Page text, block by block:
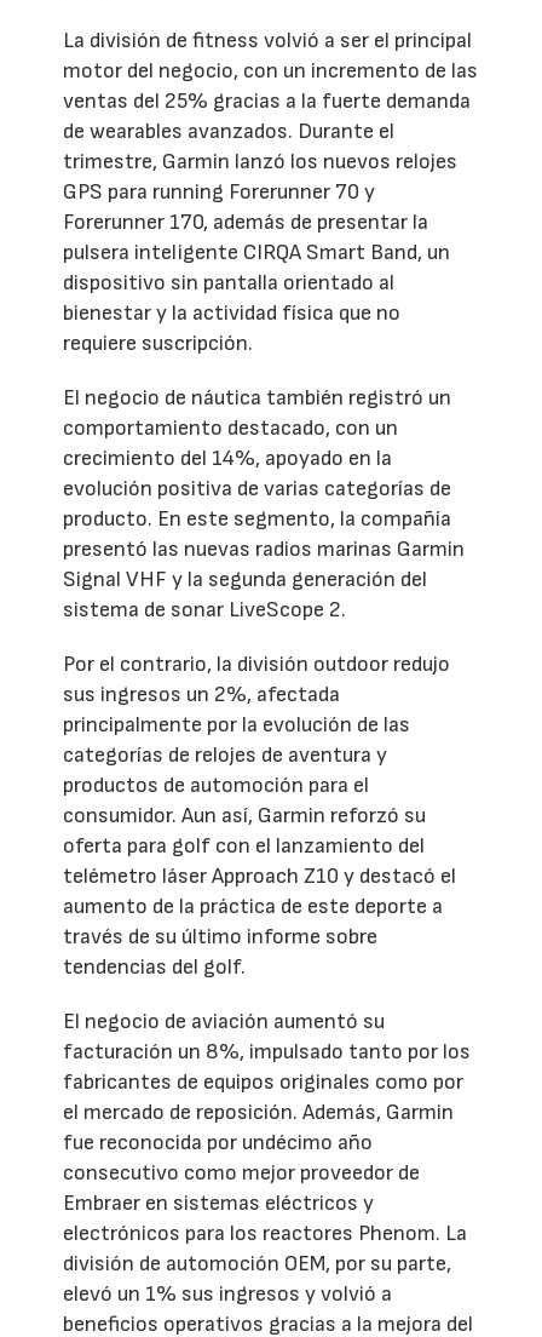
La división de fitness volvió a ser el principal
motor del negocio, con un incremento de las
ventas del 25% gracias a la fuerte demanda
de wearables avanzados. Durante el
trimestre, Garmin lanzó los nuevos relojes
GPS para running Forerunner 70 y
Forerunner 170, además de presentar la
pulsera inteligente CIRQA Smart Band, un
dispositivo sin pantalla orientado al
bienestar y la actividad física que no
requiere suscripción.
El negocio de náutica también registró un
comportamiento destacado, con un
crecimiento del 14%, apoyado en la
evolución positiva de varias categorías de
producto. En este segmento, la compañía
presentó las nuevas radios marinas Garmin
Signal VHF y la segunda generación del
sistema de sonar LiveScope 2.
Por el contrario, la división outdoor redujo
sus ingresos un 2%, afectada
principalmente por la evolución de las
categorías de relojes de aventura y
productos de automoción para el
consumidor. Aun así, Garmin reforzó su
oferta para golf con el lanzamiento del
telémetro láser Approach Z10 y destacó el
aumento de la práctica de este deporte a
través de su último informe sobre
tendencias del golf.
El negocio de aviación aumentó su
facturación un 8%, impulsado tanto por los
fabricantes de equipos originales como por
el mercado de reposición. Además, Garmin
fue reconocida por undécimo año
consecutivo como mejor proveedor de
Embraer en sistemas eléctricos y
electrónicos para los reactores Phenom. La
división de automoción OEM, por su parte,
elevó un 1% sus ingresos y volvió a
beneficios operativos gracias a la mejora del